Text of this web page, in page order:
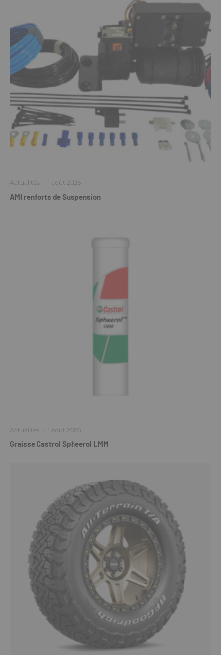
Actualités · 1 août 2026
AMI renforts de Suspension
Actualités · 1 août 2026
Graisse Castrol Spheerol LMM